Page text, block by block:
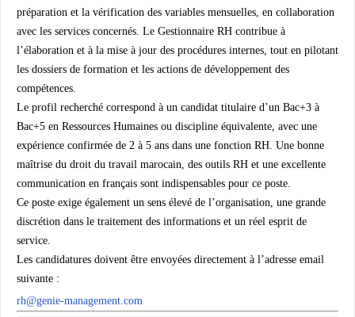
préparation et la vérification des variables mensuelles, en collaboration
avec les services concernés. Le Gestionnaire RH contribue à
l’élaboration et à la mise à jour des procédures internes, tout en pilotant
les dossiers de formation et les actions de développement des
compétences.
Le profil recherché correspond à un candidat titulaire d’un Bac+3 à
Bac+5 en Ressources Humaines ou discipline équivalente , avec une
expérience confirmée de 2 à 5 ans dans une fonction RH . Une bonne
maîtrise du droit du travail marocain, des outils RH et une excellente
communication en français sont indispensables pour ce poste.
Ce poste exige également un sens élevé de l’organisation, une grande
discrétion dans le traitement des informations et un réel esprit de
service.
Les candidatures doivent être envoyées directement à l’adresse email
suivante :
rh@genie-management.com